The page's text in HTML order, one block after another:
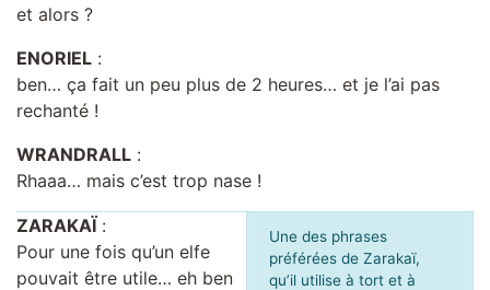
et alors ?
ENORIEL :
ben… ça fait un peu plus de 2 heures… et je l’ai pas
rechanté !
WRANDRALL :
Rhaaa… mais c’est trop nase !
Une des phrases
préférées de Zarakaï,
qu’il utilise à tort et à
ZARAKAÏ :
Pour une fois qu’un elfe
pouvait être utile… eh ben